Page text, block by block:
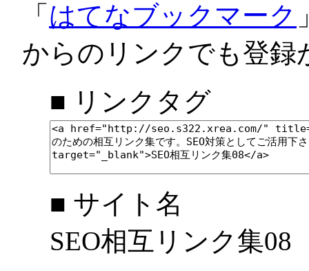
「 はてなブックマーク
からのリンクでも登録
■ リンクタグ
■ サイト名
SEO相互リンク集08